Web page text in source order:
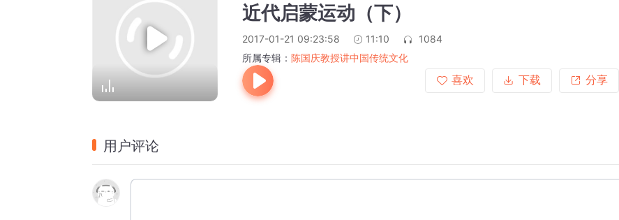
近代启蒙运动（下）
2017-01-21 09:23:58 11:10
1084
所属专辑： 陈国庆教授讲中国传统文化
喜欢
下载 分享
用户评论